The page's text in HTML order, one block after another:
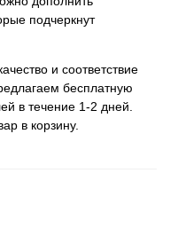
подчеркнут
и соответствие
бесплатную
в течение 1-2 дней.
в корзину.